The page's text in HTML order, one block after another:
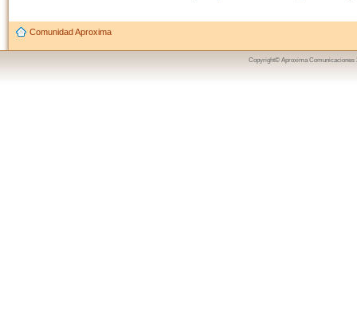
Comunidad Aproxima
Copyright© Aproxima Comunicaciones